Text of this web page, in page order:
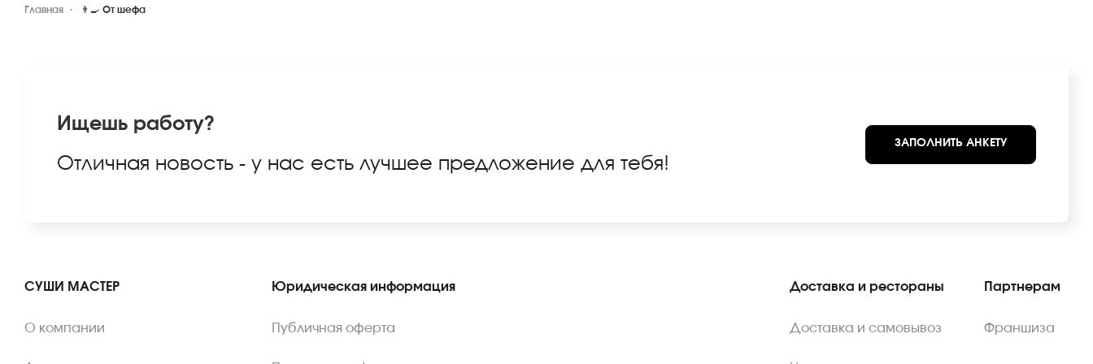
Главная 👨‍🍳 От шефа
Ищешь работу?
Отличная новость - у нас есть лучшее предложение для тебя!
ЗАПОЛНИТЬ АНКЕТУ
СУШИ МАСТЕР
О компании
Юридическая информация
Публичная оферта
Доставка и рестораны
Доставка и самовывоз
Партнерам
Франшиза